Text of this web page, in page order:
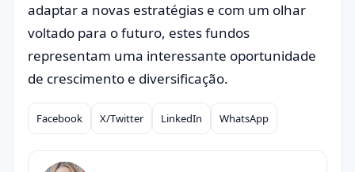
adaptar a novas estratégias e com um olhar
voltado para o futuro, estes fundos
representam uma interessante oportunidade
de crescimento e diversificação.
Compartilhar
Facebook X/Twitter LinkedIn WhatsApp